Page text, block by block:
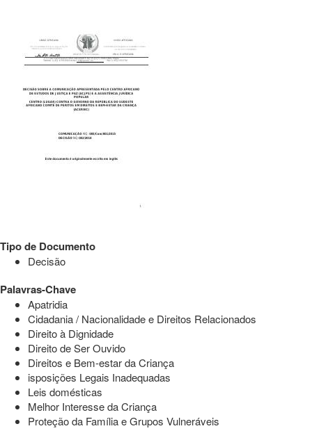
Tipo de Documento
Decisão
Palavras-Chave
Apatridia
Cidadania / Nacionalidade e Direitos Relacionados
Direito à Dignidade
Direito de Ser Ouvido
Direitos e Bem-estar da Criança
isposições Legais Inadequadas
Leis domésticas
Melhor Interesse da Criança
Proteção da Família e Grupos Vulneráveis